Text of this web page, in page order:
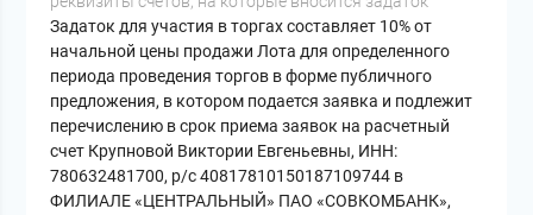
Задаток для участия в торгах составляет 10% от
начальной цены продажи Лота для определенного
периода проведения торгов в форме публичного
предложения, в котором подается заявка и подлежит
перечислению в срок приема заявок на расчетный
счет Крупновой Виктории Евгеньевны, ИНН:
780632481700, р/с 40817810150187109744 в
ФИЛИАЛЕ «ЦЕНТРАЛЬНЫЙ» ПАО «СОВКОМБАНК»,